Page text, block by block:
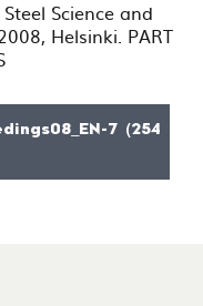
Science and
Helsinki. PART
7 (254